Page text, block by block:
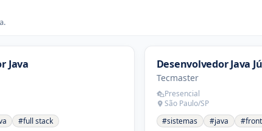
Java
#full stack
Desenvolvedor Java
Tecmaster
Presencial
São Paulo/SP
#sistemas
#java